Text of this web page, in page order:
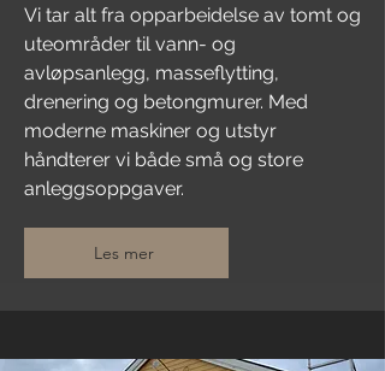
Vi tar alt fra opparbeidelse av tomt og
uteområder til vann- og
avløpsanlegg, masseflytting,
drenering og betongmurer. Med
moderne maskiner og utstyr
håndterer vi både små og store
anleggsoppgaver.
Les mer